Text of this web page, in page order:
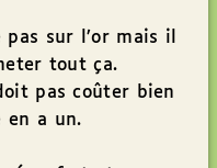
sur l’or mais il
tout ça.
pas coûter bien
en a un.